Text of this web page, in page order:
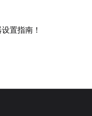
置指南！